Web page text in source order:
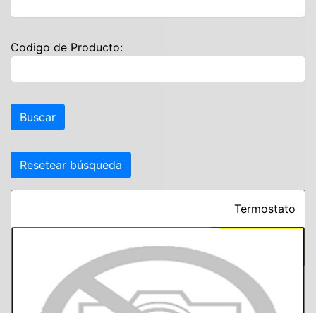
Codigo de Producto:
Resetear búsqueda
Termostato